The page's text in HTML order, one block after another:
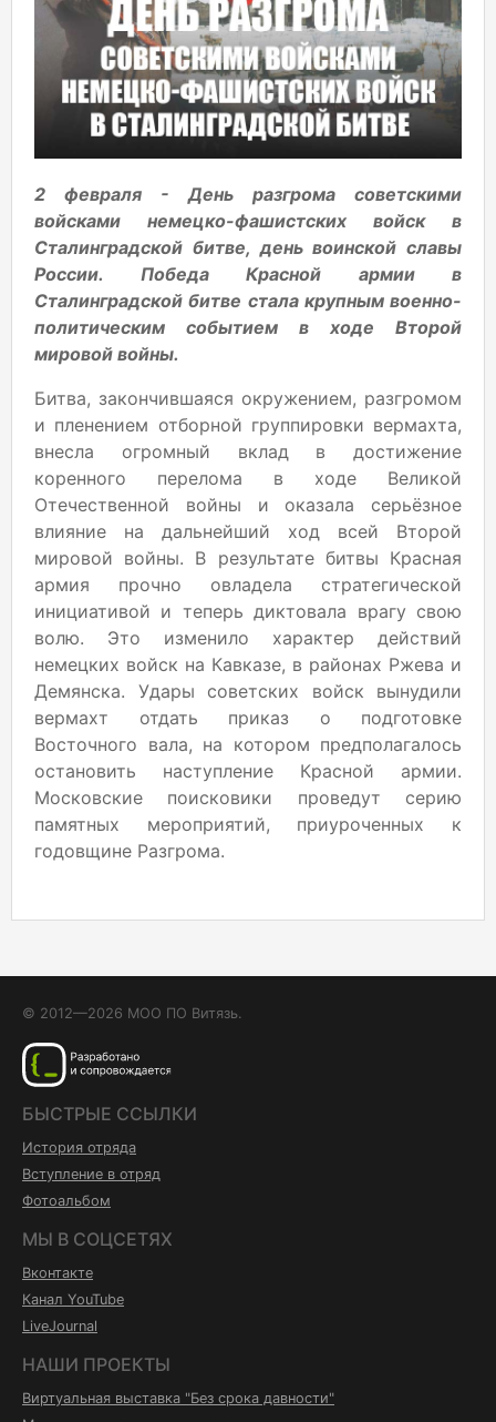
2 февраля - День разгрома советскими
войсками немецко-фашистских войск в
Сталинградской битве, день воинской славы
России. Победа Красной армии в
Сталинградской битве стала крупным военно-
политическим событием в ходе Второй
мировой войны.
Битва, закончившаяся окружением, разгромом
и пленением отборной группировки вермахта,
внесла огромный вклад в достижение
коренного перелома в ходе Великой
Отечественной войны и оказала серьёзное
влияние на дальнейший ход всей Второй
мировой войны. В результате битвы Красная
армия прочно овладела стратегической
инициативой и теперь диктовала врагу свою
волю. Это изменило характер действий
немецких войск на Кавказе, в районах Ржева и
Демянска. Удары советских войск вынудили
вермахт отдать приказ о подготовке
Восточного вала, на котором предполагалось
остановить наступление Красной армии.
Московские поисковики проведут серию
памятных мероприятий, приуроченных к
годовщине Разгрома.
© 2012—2026 МОО ПО Витязь.
БЫСТРЫЕ ССЫЛКИ
История отряда
Вступление в отряд
Фотоальбом
МЫ В СОЦСЕТЯХ
Вконтакте
Канал YouTube
LiveJournal
НАШИ ПРОЕКТЫ
Виртуальная выставка "Без срока давности"